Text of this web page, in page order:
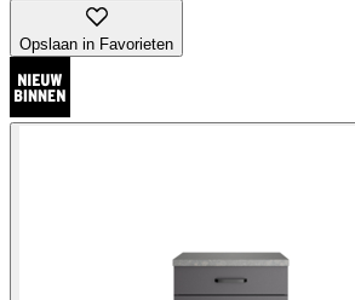
Opslaan in Favorieten